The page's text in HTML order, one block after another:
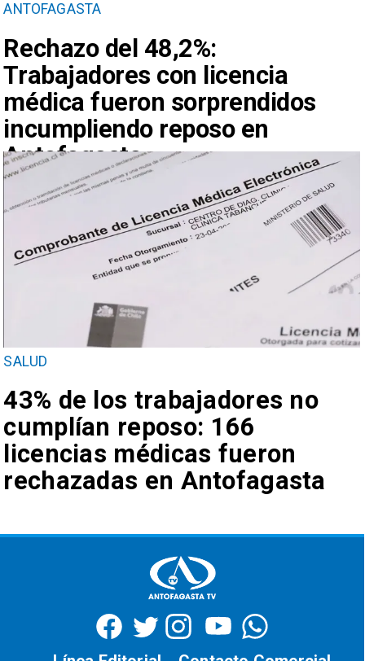
ANTOFAGASTA
Rechazo del 48,2%:
Trabajadores con licencia
médica fueron sorprendidos
incumpliendo reposo en
Antofagasta
SALUD
43% de los trabajadores no
cumplían reposo: 166
licencias médicas fueron
rechazadas en Antofagasta